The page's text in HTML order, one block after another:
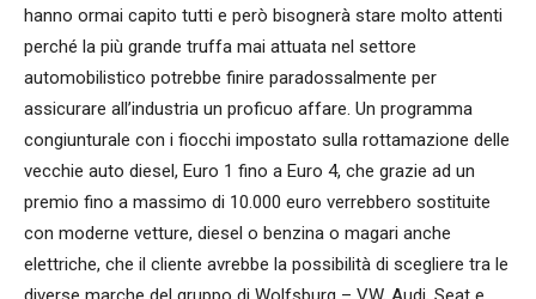
hanno ormai capito tutti e però bisognerà stare molto attenti
perché la più grande truffa mai attuata nel settore
automobilistico potrebbe finire paradossalmente per
assicurare all’industria un proficuo affare. Un programma
congiunturale con i fiocchi impostato sulla rottamazione delle
vecchie auto diesel, Euro 1 fino a Euro 4, che grazie ad un
premio fino a massimo di 10.000 euro verrebbero sostituite
con moderne vetture, diesel o benzina o magari anche
elettriche, che il cliente avrebbe la possibilità di scegliere tra le